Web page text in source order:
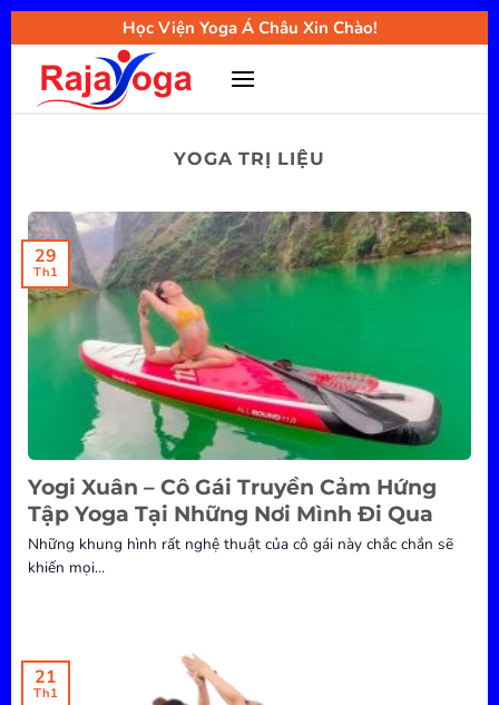
Bỏ
qua
nội
Học Viện Yoga Á Châu Xin Chào!
YOGA TRỊ LIỆU
Yogi Xuân – Cô Gái Truyền Cảm Hứng
Tập Yoga Tại Những Nơi Mình Đi Qua
Những khung hình rất nghệ thuật của cô gái này chắc chắn sẽ
khiến mọi...
29
Th1
21
Th1